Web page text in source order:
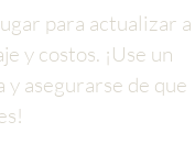
para actualizar a
y costos. ¡Use un
asegurarse de que